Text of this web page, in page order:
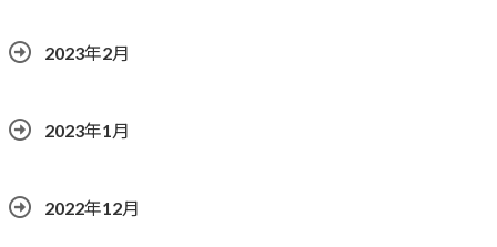
2023年2月
2023年1月
2022年12月